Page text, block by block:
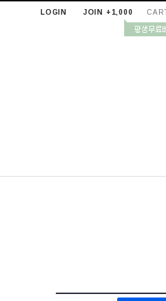
LOGIN JOIN +1,000